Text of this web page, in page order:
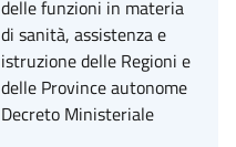
delle funzioni in materia
di sanità, assistenza e
istruzione delle Regioni e
delle Province autonome
Decreto Ministeriale